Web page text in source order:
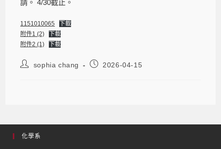
請。 4/30截止。
1151010065
下載
附件1 (2)
下載
附件2 (1)
下載
sophia chang 2026-04-15
化學系